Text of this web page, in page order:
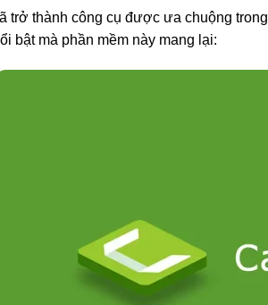
trở thành công cụ được ưa chuộng
bật mà phần mềm này mang lại: